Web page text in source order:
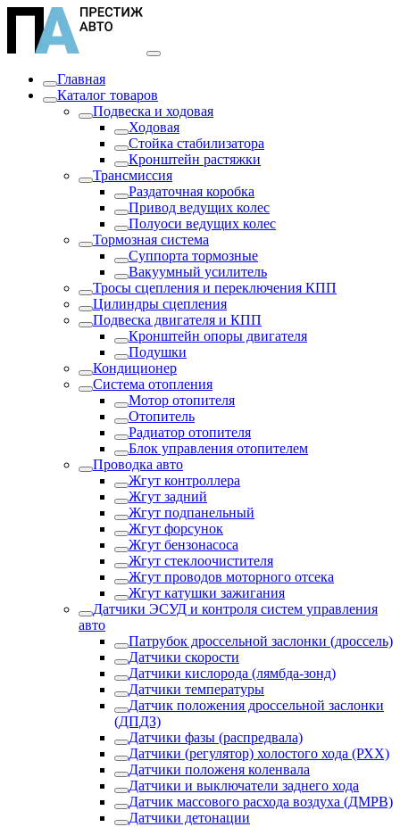
Главная
Каталог товаров
Подвеска и ходовая
Ходовая
Стойка стабилизатора
Кронштейн растяжки
Трансмиссия
Раздаточная коробка
Привод ведущих колес
Полуоси ведущих колес
Тормозная система
Суппорта тормозные
Вакуумный усилитель
Тросы сцепления и переключения КПП
Цилиндры сцепления
Подвеска двигателя и КПП
Кронштейн опоры двигателя
Подушки
Кондиционер
Система отопления
Мотор отопителя
Отопитель
Радиатор отопителя
Блок управления отопителем
Проводка авто
Жгут контроллера
Жгут задний
Жгут подпанельный
Жгут форсунок
Жгут бензонасоса
Жгут стеклоочистителя
Жгут проводов моторного отсека
Жгут катушки зажигания
Датчики ЭСУД и контроля систем управления
авто
Патрубок дроссельной заслонки (дроссель)
Датчики скорости
Датчики кислорода (лямбда-зонд)
Датчики температуры
Датчик положения дроссельной заслонки
(ДПДЗ)
Датчики фазы (распредвала)
Датчики (регулятор) холостого хода (РХХ)
Датчики положеня коленвала
Датчики и выключатели заднего хода
Датчик массового расхода воздуха (ДМРВ)
Датчики детонации